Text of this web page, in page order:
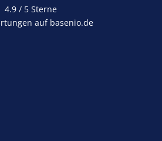
4.9 / 5Sterne
auf basenio.de